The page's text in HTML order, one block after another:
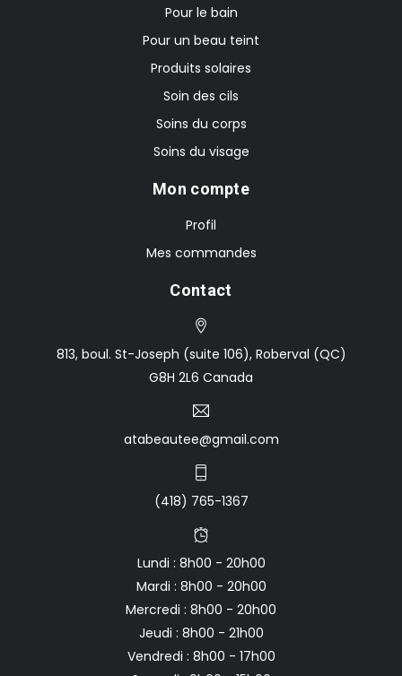
Pour le bain
Pour un beau teint
Produits solaires
Soin des cils
Soins du corps
Soins du visage
Mon compte
Profil
Mes commandes
Contact
813, boul. St-Joseph (suite 106), Roberval (QC)
G8H 2L6 Canada
atabeautee@gmail.com
(418) 765-1367
Lundi : 8h00 - 20h00
Mardi : 8h00 - 20h00
Mercredi : 8h00 - 20h00
Jeudi : 8h00 - 21h00
Vendredi : 8h00 - 17h00